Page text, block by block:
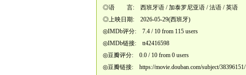
◎语 言: 西班牙语 / 加泰罗尼亚语 / 法语 / 英语
◎上映日期: 2026-05-29(西班牙)
◎IMDb评分: 7.4 / 10 from 115 users
◎IMDb链接: tt42416598
◎豆瓣评分: 0.0 / 10 from 0 users
◎豆瓣链接: https://movie.douban.com/subject/38396151/